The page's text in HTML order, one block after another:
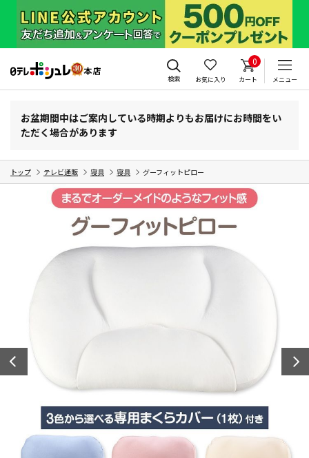
検索 お気に入り
0
カート メニュー
お盆期間中はご案内している時期よりもお届けにお時間をい
ただく場合があります
トップ テレビ通販 寝具 寝具 グーフィットピロー